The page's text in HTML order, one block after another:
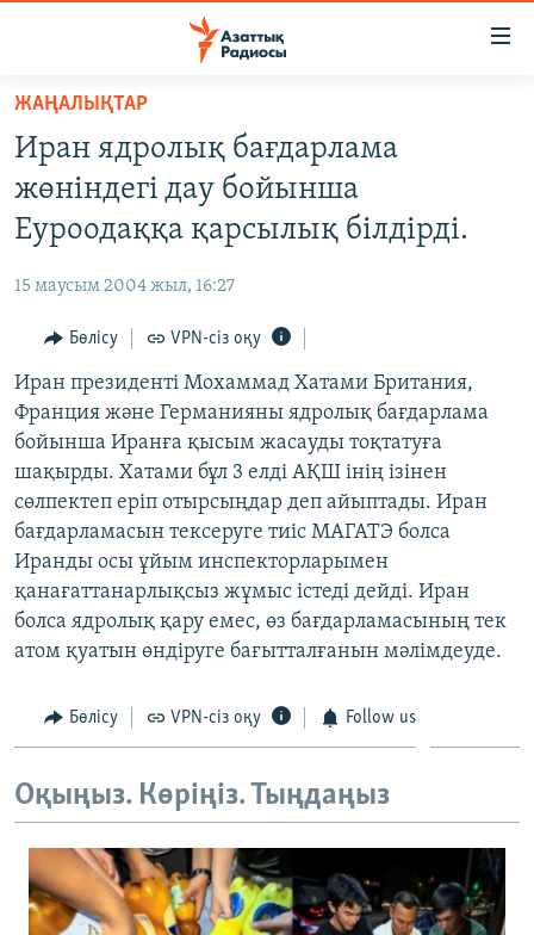
Skip
main
content
Skip
to
main
Navigation
Search
САЯСАТ
AZATTYQTV
АДАМ ҚҰҚЫҚТАРЫ
ӘЛЕУМЕТ
ӘЛЕМ
АРНАЙЫ ЖОБАЛАР
Русский
ЖАЗЫЛЫҢЫЗ
Басқа тілдерде
ЖАҢАЛЫҚТАР
Иран ядролық бағдарлама
жөніндегі дау бойынша
Еуроодаққа қарсылық білдірді.
15 маусым 2004 жыл, 16:27
Бөлісу VPN-сіз оқу
Иран президенті Мохаммад Хатами Британия,
Франция және Германияны ядролық бағдарлама
бойынша Иранға қысым жасауды тоқтатуға
шақырды. Хатами бұл 3 елді АҚШ інің ізінен
сөлпектеп еріп отырсыңдар деп айыптады. Иран
бағдарламасын тексеруге тиіс МАГАТЭ болса
Иранды осы ұйым инспекторларымен
қанағаттанарлықсыз жұмыс істеді дейді. Иран
болса ядролық қару емес, өз бағдарламасының тек
атом қуатын өндіруге бағытталғанын мәлімдеуде.
Бөлісу VPN-сіз оқу Follow us
Оқыңыз. Көріңіз. Тыңдаңыз